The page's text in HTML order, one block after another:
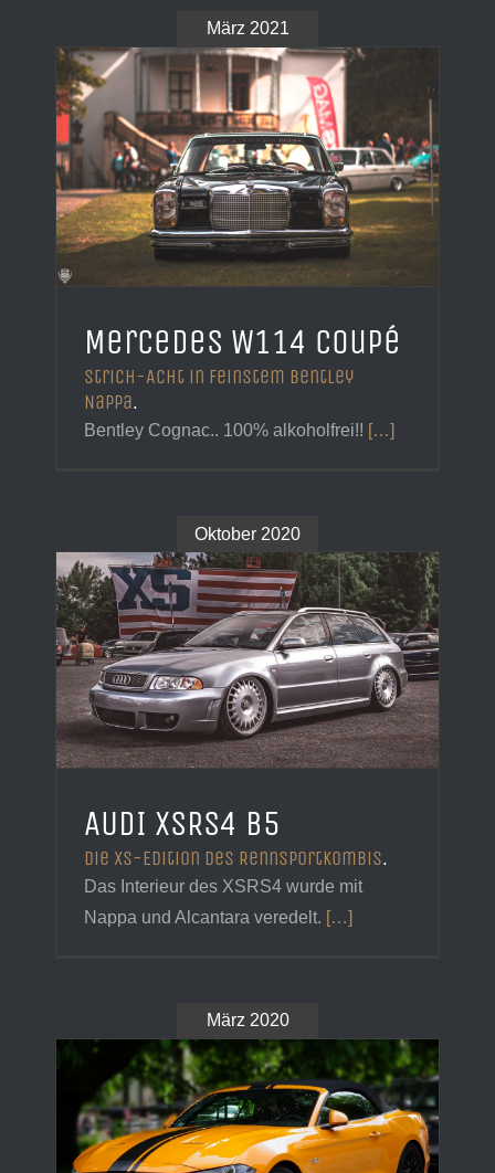
März 2021
Mercedes W114 Coupé
Strich-Acht in feinstem Bentley
Nappa.
Bentley Cognac.. 100% alkoholfrei!! […]
Oktober 2020
AUDI XSRS4 B5
Die XS-Edition des Rennsportkombis.
Das Interieur des XSRS4 wurde mit
Nappa und Alcantara veredelt. […]
März 2020